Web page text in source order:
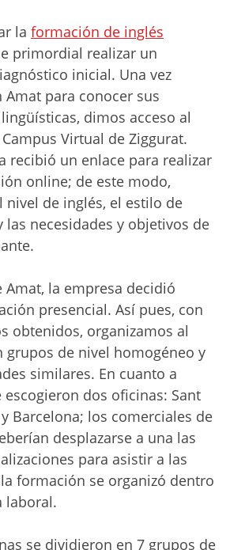
la formación de inglés
primordial realizar un
inicial. Una vez
para conocer sus
dimos acceso al
Virtual de Ziggurat.
recibió un enlace para realizar
online; de este modo,
nivel de inglés, el estilo de
las necesidades y objetivos de
Amat, la empresa decidió
presencial. Así pues, con
obtenidos, organizamos al
grupos de nivel homogéneo y
similares. En cuanto a
escogieron dos oficinas: Sant
Barcelona; los comerciales de
desplazarse a una las
para asistir a las
formación se organizó dentro
laboral.
se dividieron en 7 grupos de